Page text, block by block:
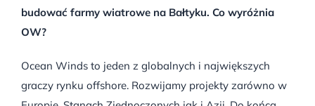
budować farmy wiatrowe na Bałtyku. Co wyróżnia
OW?
Ocean Winds to jeden z globalnych i największych
graczy rynku offshore. Rozwijamy projekty zarówno w